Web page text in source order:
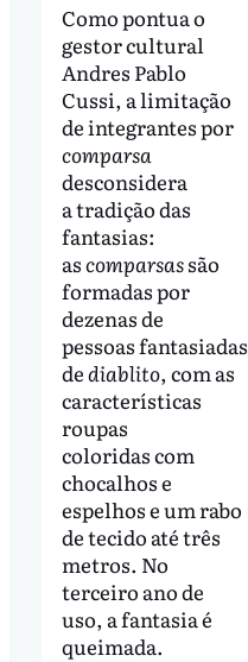
Como pontua o
gestor cultural
Andres Pablo
Cussi, a limitação
de integrantes por
comparsa
desconsidera
a tradição das
fantasias:
ascomparsassão
formadas por
dezenas de
pessoas fantasiadas
dediablito, com as
características
roupas
coloridas com
chocalhos e
espelhos e um rabo
de tecido até três
metros. No
terceiro ano de
uso, a fantasia é
queimada.